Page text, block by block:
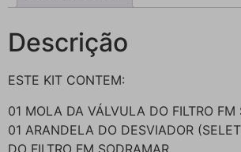
Descrição
ESTE KIT CONTEM:
01 MOLA DA VÁLVULA DO FILTRO FM
01 ARANDELA DO DESVIADOR
DO FILTRO FM SODRAMAR